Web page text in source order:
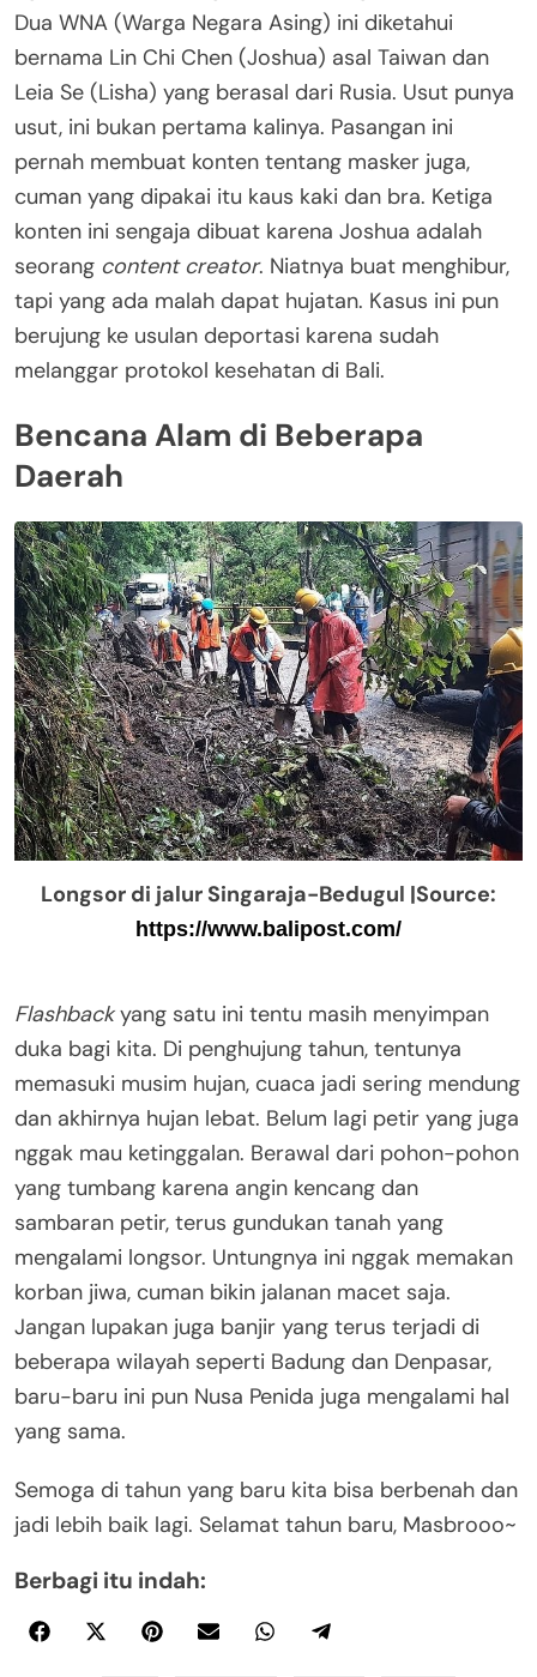
Dua WNA (Warga Negara Asing) ini diketahui
bernama Lin Chi Chen (Joshua) asal Taiwan dan
Leia Se (Lisha) yang berasal dari Rusia. Usut punya
usut, ini bukan pertama kalinya. Pasangan ini
pernah membuat konten tentang masker juga,
cuman yang dipakai itu kaus kaki dan bra. Ketiga
konten ini sengaja dibuat karena Joshua adalah
seorang content creator. Niatnya buat menghibur,
tapi yang ada malah dapat hujatan. Kasus ini pun
berujung ke usulan deportasi karena sudah
melanggar protokol kesehatan di Bali.
Bencana Alam di Beberapa
Daerah
Longsor di jalur Singaraja-Bedugul |Source:
https://www.balipost.com/
Flashbackyang satu ini tentu masih menyimpan
duka bagi kita. Di penghujung tahun, tentunya
memasuki musim hujan, cuaca jadi sering mendung
dan akhirnya hujan lebat. Belum lagi petir yang juga
nggak mau ketinggalan. Berawal dari pohon-pohon
yang tumbang karena angin kencang dan
sambaran petir, terus gundukan tanah yang
mengalami longsor. Untungnya ini nggak memakan
korban jiwa, cuman bikin jalanan macet saja.
Jangan lupakan juga banjir yang terus terjadi di
beberapa wilayah seperti Badung dan Denpasar,
baru-baru ini pun Nusa Penida juga mengalami hal
yang sama.
Semoga di tahun yang baru kita bisa berbenah dan
jadi lebih baik lagi. Selamat tahun baru, Masbrooo~
Berbagi itu indah: